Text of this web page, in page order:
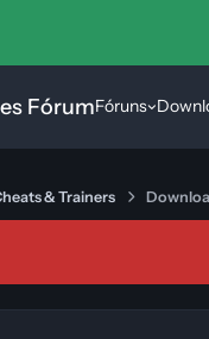
FórumFóruns
& Trainers